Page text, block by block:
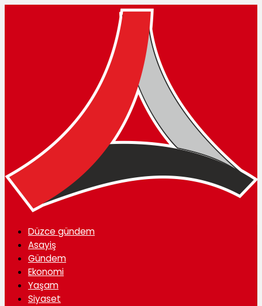
Düzce gündem
Asayiş
Gündem
Ekonomi
Yaşam
Siyaset